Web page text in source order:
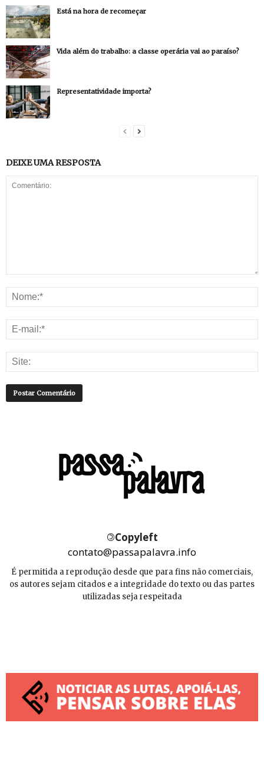
Está na hora de recomeçar
Vida além do trabalho: a classe operária vai ao paraíso?
Representatividade importa?
DEIXE UMA RESPOSTA
©Copyleft
contato@passapalavra.info
É permitida a reprodução desde que para fins não comerciais,
os autores sejam citados e a integridade do texto ou das partes
utilizadas seja respeitada